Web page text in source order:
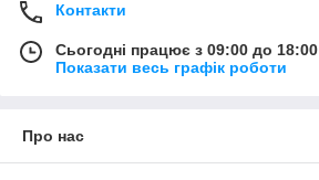
Контакти
Сьогодні працює з 09:00 до 18:00
Показати весь графік роботи
Про нас